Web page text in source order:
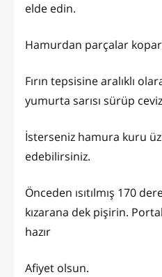
elde edin.
Hamurdan parçalar
Fırın tepsisine aralıklı
yumurta sarısı sürüp
İsterseniz hamura kuru
edebilirsiniz.
Önceden ısıtılmış 170
kızarana dek pişirin.
hazır
Afiyet olsun.